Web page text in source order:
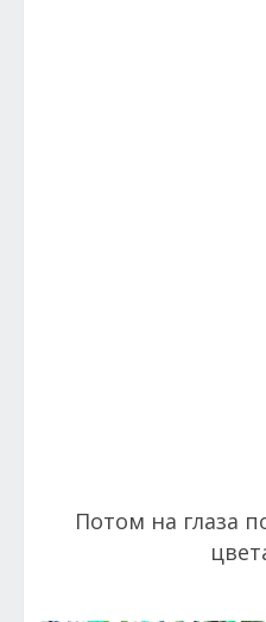
Потом на глаза